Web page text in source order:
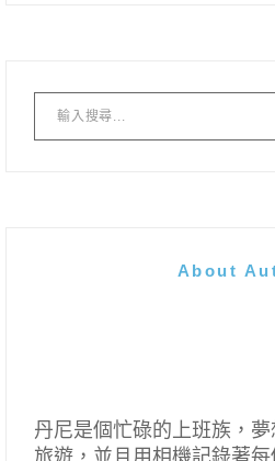
About
丹尼是個忙碌的上班族，
旅遊，並且用相機記錄著